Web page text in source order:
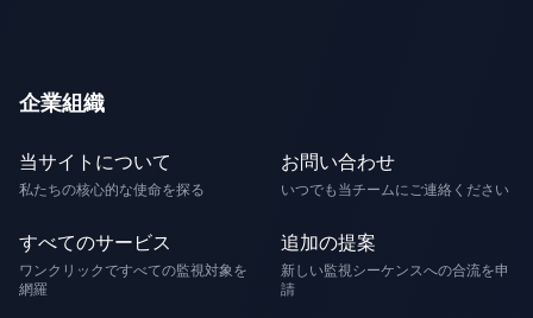
企業組織
当サイトについて
私たちの核心的な使命を探る
お問い合わせ
いつでも当チームにご連絡ください
すべてのサービス
ワンクリックですべての監視対象を
網羅
追加の提案
新しい監視シーケンスへの合流を申
請